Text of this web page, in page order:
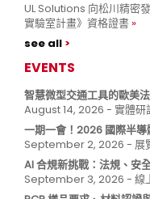
UL Solutions 向松川精密
實驗室計畫》資格證書
see all
EVENTS
智慧微型交通工具的歐美
August 14, 2026 - 實體研
一期一會！2026 國際半
September 2, 2026 - 展
AI 合規新挑戰：法規、安
September 3, 2026 - 線